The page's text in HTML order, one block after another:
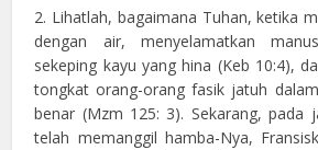
2. Lihatlah, bagaimana Tuhan, ketika
dengan air, menyelamatkan
sekeping kayu yang hina (Keb 10:4),
tongkat orang-orang fasik jatuh
benar (Mzm 125: 3). Sekarang, pada
telah memanggil hamba-Nya,